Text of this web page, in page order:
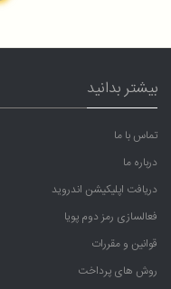
بیشتر بدانید
تماس با ما
درباره ما
دریافت اپلیکیشن اندروید
فعالسازی رمز دوم پویا
قوانین و مقررات
روش های پرداخت